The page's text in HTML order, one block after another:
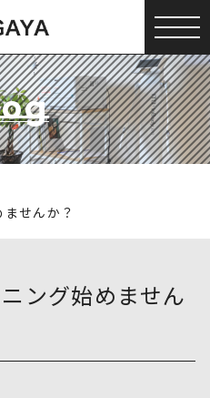
せんか？
ング始めません